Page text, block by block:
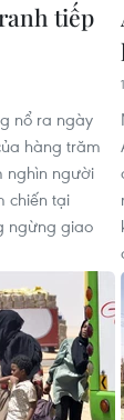
tiếp
nổ ra ngày
hàng trăm
nghìn người
chiến tại
ngừng giao